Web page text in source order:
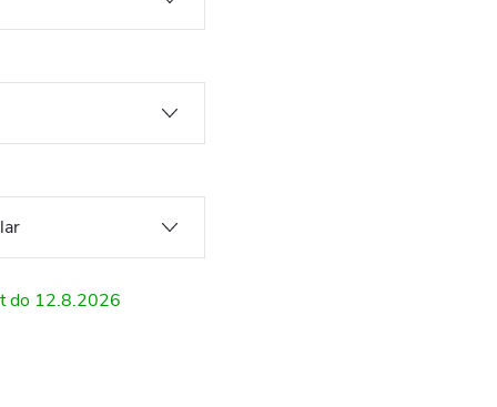
12.8.2026